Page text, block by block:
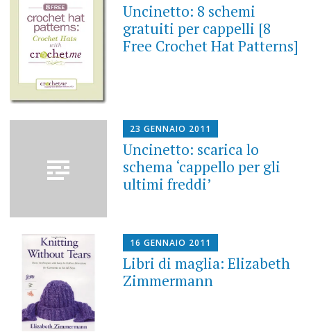
Uncinetto: 8 schemi
gratuiti per cappelli [8
Free Crochet Hat Patterns]
23 GENNAIO 2011
Uncinetto: scarica lo
schema ‘cappello per gli
ultimi freddi’
16 GENNAIO 2011
Libri di maglia: Elizabeth
Zimmermann